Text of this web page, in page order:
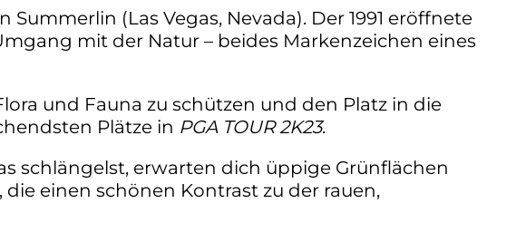
(Las Vegas, Nevada). Der 1991 eröffnete
mit der Natur – beides Markenzeichen eines
und Fauna zu schützen und den Platz in die
Plätze in PGA TOUR 2K23.
schlängelst, erwarten dich üppige Grünflächen
einen schönen Kontrast zu der rauen,